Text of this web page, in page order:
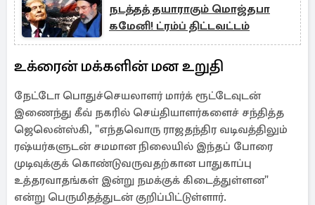
நடத்தத் தயாராகும் மொஜ்தபா
கமேனி! ட்ரம்ப் திட்டவட்டம்
உக்ரைன் மக்களின் மன உறுதி
நேட்டோ பொதுச்செயலாளர் மார்க் ரூட்டேவுடன்
இணைந்து கீவ் நகரில் செய்தியாளர்களைச் சந்தித்த
ஜெலென்ஸ்கி, "எந்தவொரு ராஜதந்திர வடிவத்திலும்
ரஷ்யர்களுடன் சமமான நிலையில் இந்தப் போரை
முடிவுக்குக் கொண்டுவருவதற்கான பாதுகாப்பு
உத்தரவாதங்கள் இன்று நமக்குக் கிடைத்துள்ளன"
என்று பெருமிதத்துடன் குறிப்பிட்டுள்ளார்.